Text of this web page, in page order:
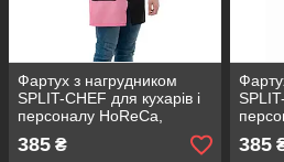
Фартух з нагрудником
SPLIT-CHEF для кухарів і
персоналу HoReCa,
габардин чорно рожевий
385 ₴ 385